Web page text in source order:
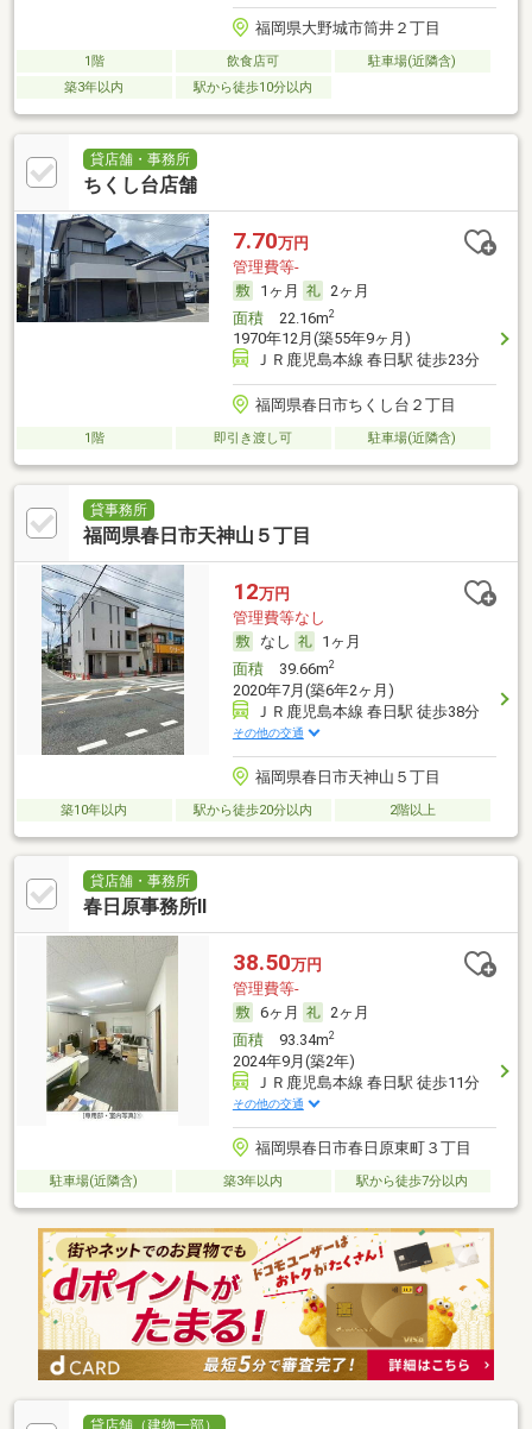
福岡県大野城市筒井２丁目
1階 飲食店可
駐車場(近隣含)
築3年以内
駅から徒歩10分以内
貸店舗・事務所
ちくし台店舗
7.70万円
管理費等-
1ヶ月
2ヶ月
面積22.16m2
1970年12月(築55年9ヶ月)
ＪＲ鹿児島本線 春日駅 徒歩23分
福岡県春日市ちくし台２丁目
1階 即引き渡し可 駐車場(近隣含)
貸事務所
福岡県春日市天神山５丁目
12万円
管理費等なし
なし
1ヶ月
面積39.66m2
2020年7月(築6年2ヶ月)
ＪＲ鹿児島本線 春日駅 徒歩38分
その他の交通
福岡県春日市天神山５丁目
築10年以内 駅から徒歩20分以内 2階以上
貸店舗・事務所
春日原事務所Ⅱ
38.50万円
管理費等-
6ヶ月
2ヶ月
面積93.34m2
2024年9月(築2年)
ＪＲ鹿児島本線 春日駅 徒歩11分
その他の交通
福岡県春日市春日原東町３丁目
駐車場(近隣含) 築3年以内 駅から徒歩7分以内
貸店舗（建物一部）